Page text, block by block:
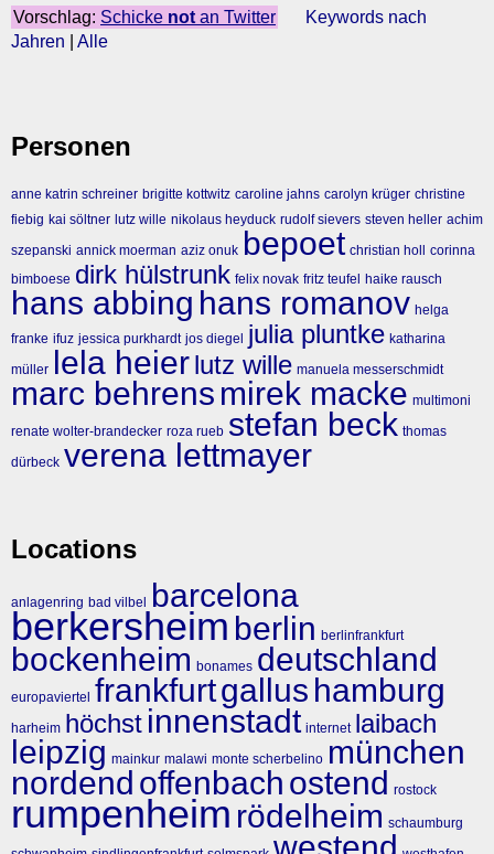
Vorschlag: Schicke not an Twitter
Keywords nach
Jahren
Alle
Personen
anne katrin schreiner brigitte kottwitz caroline jahns carolyn krüger christine
fiebig kai söltner lutz wille nikolaus heyduck rudolf sievers steven heller achim
szepanski annick moerman aziz onuk bepoet christian holl corinna
bimboese dirk hülstrunk felix novak fritz teufel haike rausch
hans abbing hans romanov helga
franke ifuz jessica purkhardt jos diegel julia pluntke katharina
müller lela heierlutz wille manuela messerschmidt
marc behrens mirek macke multimoni
renate wolter-brandecker roza rueb stefan beck thomas
dürbeck verena lettmayer
Locations
anlagenring bad vilbel barcelona
berkersheim berlin berlinfrankfurt
bockenheim bonames deutschland
europaviertel frankfurtgallus hamburg
harheim höchst innenstadt internet laibach
leipzig mainkur malawi monte scherbelino münchen
nordend offenbach ostend rostock
rumpenheim rödelheim schaumburg